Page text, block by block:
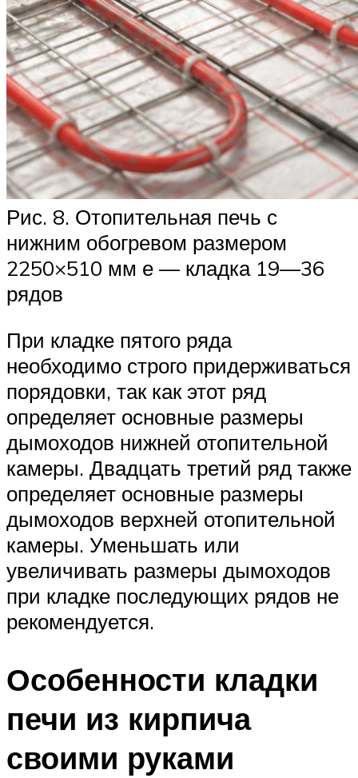
Рис. 8. Отопительная печь с
нижним обогревом размером
2250×510 мм е — кладка 19—36
рядов
При кладке пятого ряда
необходимо строго придерживаться
порядовки, так как этот ряд
определяет основные размеры
дымоходов нижней отопительной
камеры. Двадцать третий ряд также
определяет основные размеры
дымоходов верхней отопительной
камеры. Уменьшать или
увеличивать размеры дымоходов
при кладке последующих рядов не
рекомендуется.
Особенности кладки
печи из кирпича
своими руками